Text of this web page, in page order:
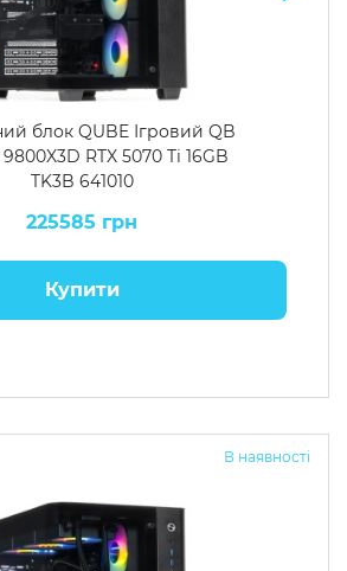
блок QUBE Ігровий QB
RTX 5070 Ti 16GB
TK3B 641010
225585 грн
Купити
В наявності